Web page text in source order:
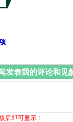
发表我的评论和见
后即可显示！